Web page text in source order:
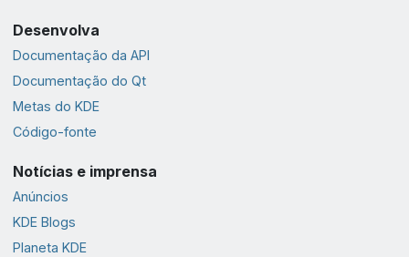
Desenvolva
Documentação da API
Documentação do Qt
Metas do KDE
Código-fonte
Notícias e imprensa
Anúncios
KDE Blogs
Planeta KDE